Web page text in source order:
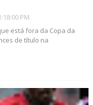
PM
está fora da Copa da
de título na